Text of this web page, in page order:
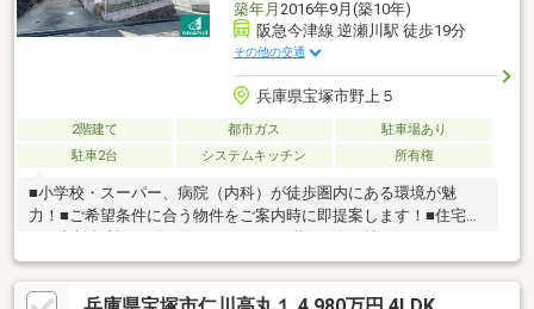
築年月 2016年9月(築10年)
阪急今津線 逆瀬川駅 徒歩19分
その他の交通
兵庫県宝塚市野上５
2階建て 都市ガス
駐車場あり
駐車2台
システムキッチン 所有権
■小学校・スーパー、病院（内科）が徒歩圏内にある環境が魅
力！■ご希望条件に合う物件をご案内時に即提案します！■住宅ロ
最大５００万円まで住宅ローンと一本化が可能！＼新生活を充実
のトータルサポート／オプション工事可能！引越し業者提携先ご